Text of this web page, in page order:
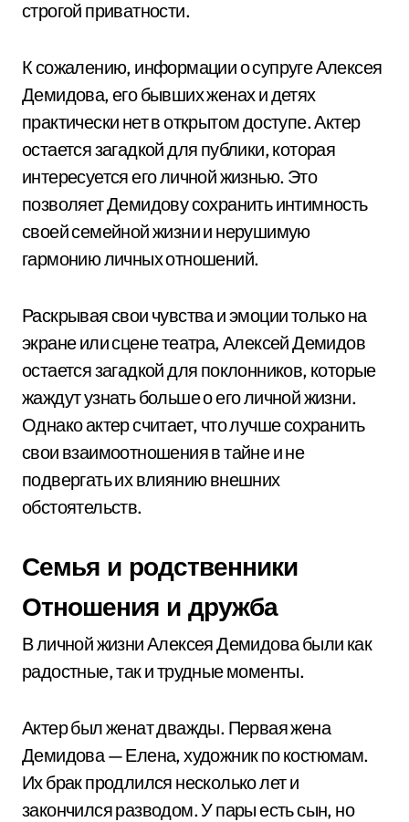
строгой приватности.
К сожалению, информации о супруге Алексея
Демидова, его бывших женах и детях
практически нет в открытом доступе. Актер
остается загадкой для публики, которая
интересуется его личной жизнью. Это
позволяет Демидову сохранить интимность
своей семейной жизни и нерушимую
гармонию личных отношений.
Раскрывая свои чувства и эмоции только на
экране или сцене театра, Алексей Демидов
остается загадкой для поклонников, которые
жаждут узнать больше о его личной жизни.
Однако актер считает, что лучше сохранить
свои взаимоотношения в тайне и не
подвергать их влиянию внешних
обстоятельств.
Семья и родственники
Отношения и дружба
В личной жизни Алексея Демидова были как
радостные, так и трудные моменты.
Актер был женат дважды. Первая жена
Демидова — Елена, художник по костюмам.
Их брак продлился несколько лет и
закончился разводом. У пары есть сын, но